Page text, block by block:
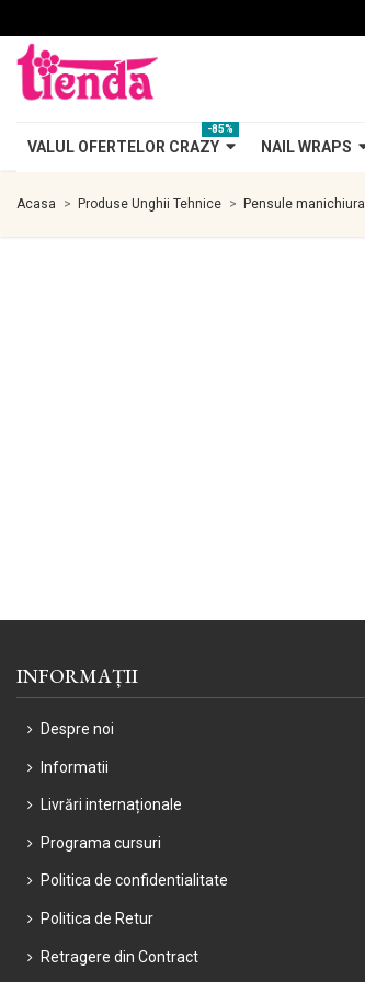
VALUL OFERTELOR CRAZY
-85%
NAIL WRAPS
Acasa Produse Unghii Tehnice Pensule manichiura
INFORMAȚII
Despre noi
Informatii
Livrări internaționale
Programa cursuri
Politica de confidentialitate
Politica de Retur
Retragere din Contract